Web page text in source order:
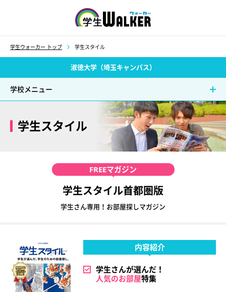
学生ウォーカー トップ 学生スタイル
淑徳大学（埼玉キャンパス）
学校メニュー
学生スタイル
FREEマガジン
学生スタイル首都圏版
学生さん専用！お部屋探しマガジン
内容紹介
学生さんが選んだ！
人気のお部屋特集